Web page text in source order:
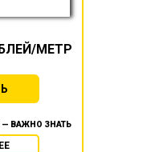
МЕТР
ВАЖНО ЗНАТЬ